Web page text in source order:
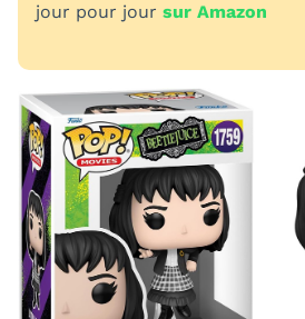
jour pour jour sur Amazon